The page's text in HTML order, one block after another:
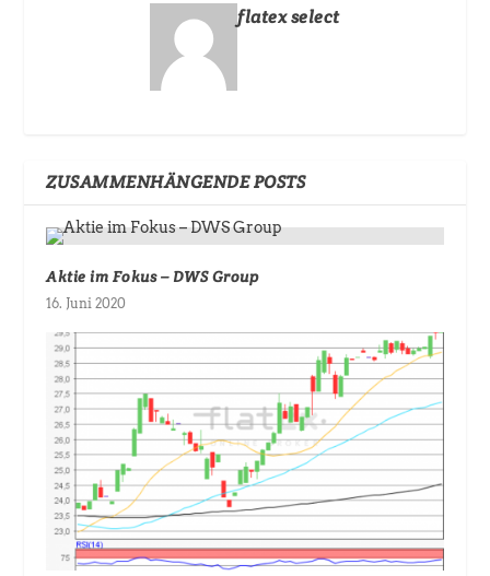
flatex select
ZUSAMMENHÄNGENDE POSTS
Aktie im Fokus – DWS Group
16. Juni 2020